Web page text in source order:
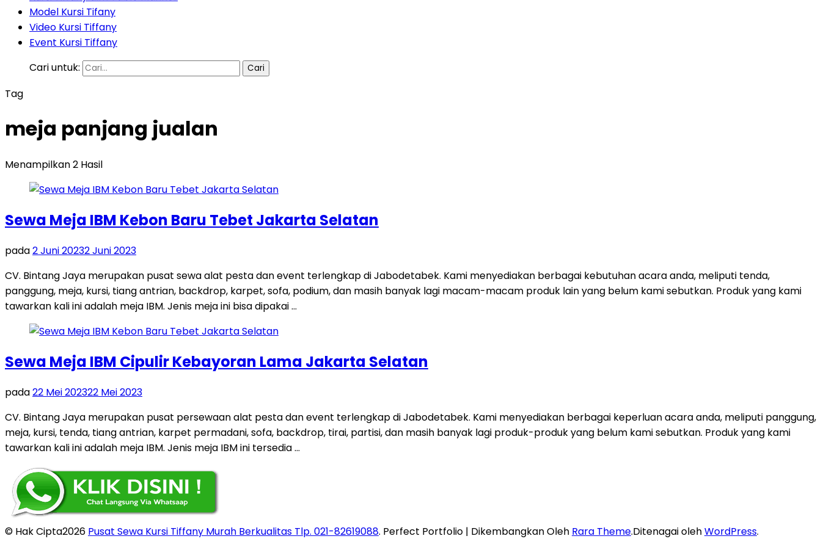
Model Kursi Tifany
Video Kursi Tiffany
Event Kursi Tiffany
Cari untuk:
Tag
meja panjang jualan
Menampilkan 2 Hasil
Sewa Meja IBM Kebon Baru Tebet Jakarta Selatan
pada2 Juni 20232 Juni 2023
CV. Bintang Jaya merupakan pusat sewa alat pesta dan event terlengkap di Jabodetabek. Kami menyediakan berbagai kebutuhan acara anda, meliputi tenda,
panggung, meja, kursi, tiang antrian, backdrop, karpet, sofa, podium, dan masih banyak lagi macam-macam produk lain yang belum kami sebutkan. Produk yang kami
tawarkan kali ini adalah meja IBM. Jenis meja ini bisa dipakai …
Sewa Meja IBM Cipulir Kebayoran Lama Jakarta Selatan
pada22 Mei 202322 Mei 2023
CV. Bintang Jaya merupakan pusat persewaan alat pesta dan event terlengkap di Jabodetabek. Kami menyediakan berbagai keperluan acara anda, meliputi panggung,
meja, kursi, tenda, tiang antrian, karpet permadani, sofa, backdrop, tirai, partisi, dan masih banyak lagi produk-produk yang belum kami sebutkan. Produk yang kami
tawarkan kali ini adalah meja IBM. Jenis meja IBM ini tersedia …
© Hak Cipta2026 Pusat Sewa Kursi Tiffany Murah Berkualitas Tlp. 021-82619088. Perfect Portfolio | Dikembangkan Oleh Rara Theme.Ditenagai olehWordPress.